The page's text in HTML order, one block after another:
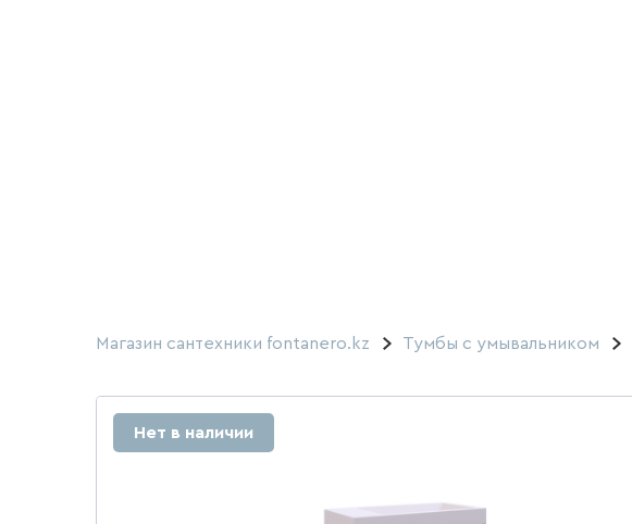
Магазин сантехники fontanero.kz Тумбы с умывальником
Нет в наличии